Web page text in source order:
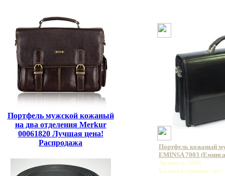
Портфель мужской кожаный
на два отделения Merkur
00061820 Лучщая цена!
Распродажа
Портфель кожаный
EMINSA 7003
Артикул: 7003
Базовая единица: шт